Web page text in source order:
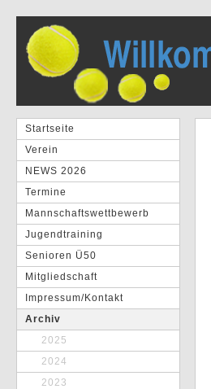
Startseite
Verein
NEWS 2026
Termine
Mannschaftswettbewerb
Jugendtraining
Senioren Ü50
Mitgliedschaft
Impressum/Kontakt
Archiv
2025
2024
2023